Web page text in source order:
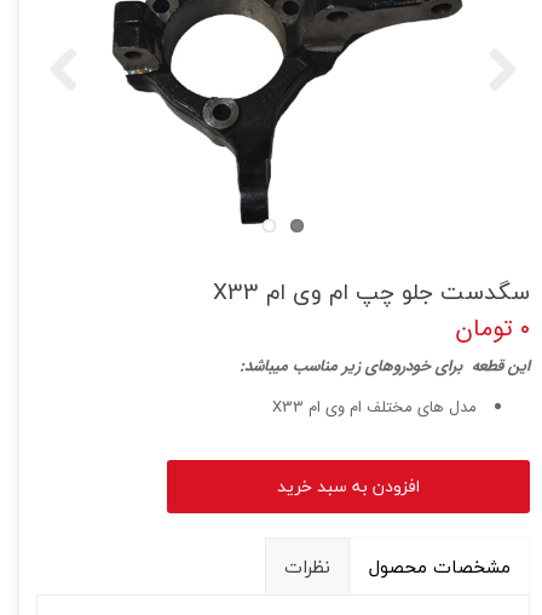
سگدست جلو چپ ام وی ام X33
۰ تومان
این قطعه برای خودروهای زیر مناسب میباشد:
مدل های مختلف ام وی ام X33
افزودن به سبد خرید
مشخصات محصول نظرات